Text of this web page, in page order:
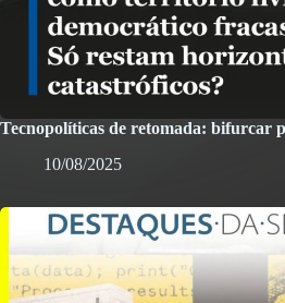
Tecnopolíticas de retomada: bifurcar
10/08/2025